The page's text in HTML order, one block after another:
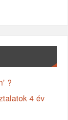
?
4 év